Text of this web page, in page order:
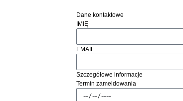
Dane kontaktowe
IMIĘ
EMAIL
Szczegółowe informacje
Termin zameldowania